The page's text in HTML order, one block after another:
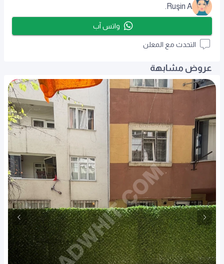
Ruşin A.
واتس آب
التحدث مع المعلن
عروض مشابهة